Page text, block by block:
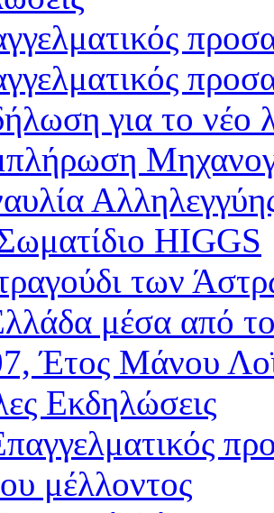
για το νέο
HIGGS
των
μέσα από
Έτος Μάνου
Εκδηλώσεις
μέλλοντος